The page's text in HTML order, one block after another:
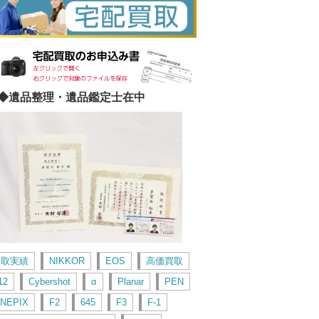
遺品整理・遺品鑑定士在中
実績 NIKKOR EOS
高価買取
Cybershot α Planar
PEN
F2 645 F3
F-1